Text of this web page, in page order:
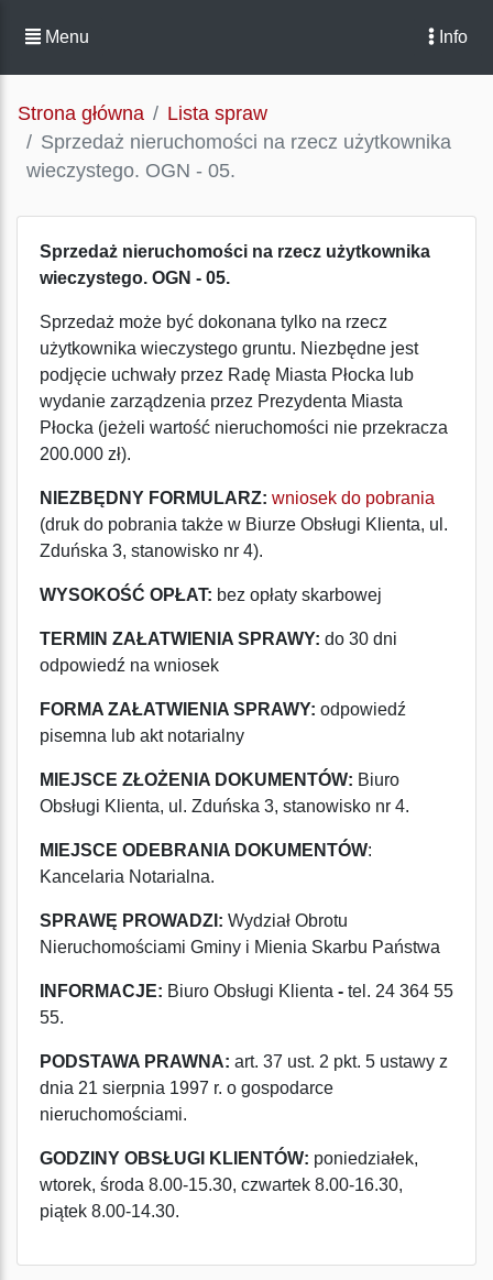
Menu Info
Strona główna
Lista spraw
Sprzedaż nieruchomości na rzecz użytkownika
wieczystego. OGN - 05.
Sprzedaż nieruchomości na rzecz użytkownika
wieczystego. OGN - 05.
Sprzedaż może być dokonana tylko na rzecz
użytkownika wieczystego gruntu. Niezbędne jest
podjęcie uchwały przez Radę Miasta Płocka lub
wydanie zarządzenia przez Prezydenta Miasta
Płocka (jeżeli wartość nieruchomości nie przekracza
200.000 zł).
NIEZBĘDNY FORMULARZ: wniosek do pobrania
(druk do pobrania także w Biurze Obsługi Klienta, ul.
Zduńska 3, stanowisko nr 4).
WYSOKOŚĆ OPŁAT: bez opłaty skarbowej
TERMIN ZAŁATWIENIA SPRAWY: do 30 dni
odpowiedź na wniosek
FORMA ZAŁATWIENIA SPRAWY: odpowiedź
pisemna lub akt notarialny
MIEJSCE ZŁOŻENIA DOKUMENTÓW: Biuro
Obsługi Klienta, ul. Zduńska 3, stanowisko nr 4.
MIEJSCE ODEBRANIA DOKUMENTÓW:
Kancelaria Notarialna.
SPRAWĘ PROWADZI: Wydział Obrotu
Nieruchomościami Gminy i Mienia Skarbu Państwa
INFORMACJE: Biuro Obsługi Klienta - tel. 24 364 55
55.
PODSTAWA PRAWNA: art. 37 ust. 2 pkt. 5 ustawy z
dnia 21 sierpnia 1997 r. o gospodarce
nieruchomościami.
GODZINY OBSŁUGI KLIENTÓW: poniedziałek,
wtorek, środa 8.00-15.30, czwartek 8.00-16.30,
piątek 8.00-14.30.